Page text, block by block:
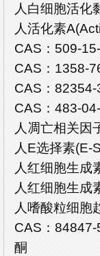
人白细胞活化
人活化素
CAS：509-
CAS：1358-
CAS：
CAS：483-
人凋亡相关因
人E选择素(E-
人红细胞生成
人红细胞生成
人嗜酸粒细胞
CAS：
酮